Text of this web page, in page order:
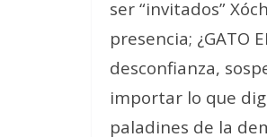
ser “invitados”
presencia; ¿GATO
desconfianza,
importar lo que
paladines de la